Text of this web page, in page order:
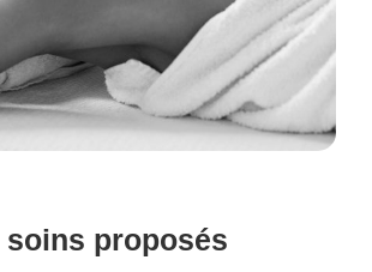
soins proposés